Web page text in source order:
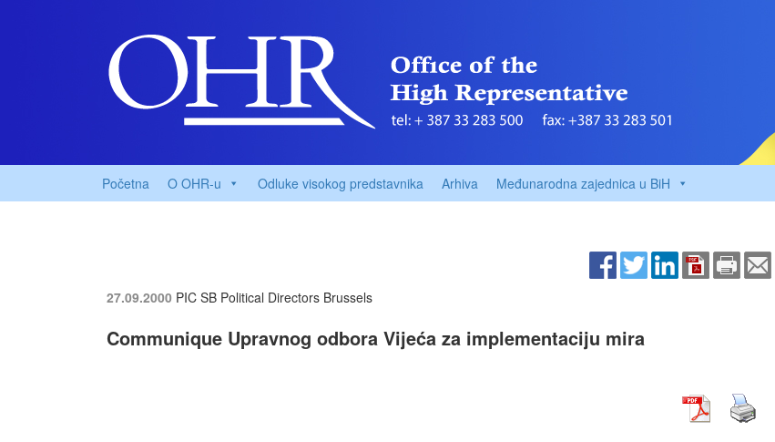
Početna O OHR-u Odluke visokog predstavnika Arhiva Međunarodna zajednica u BiH
27.09.2000 PIC SB Political Directors Brussels
Communique Upravnog odbora Vijeća za implementaciju mira